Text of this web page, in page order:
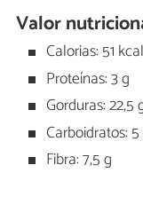
Valor
Calorias: 51 kcal
Proteínas: 3 g
Gorduras: 22,5
Carboidratos:
Fibra: 7,5 g